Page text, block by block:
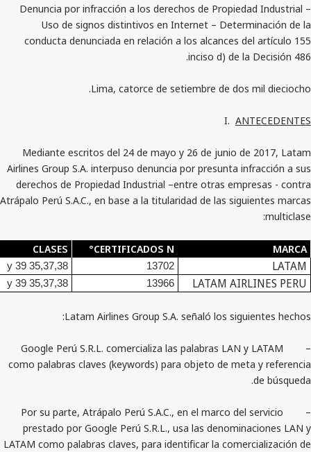
Denuncia por infracción a los derechos de
Uso de signos distintivos en Internet –
conducta denunciada en relación a los alcances
inciso d) de
Lima, catorce de setiembre de dos
I.
Mediante escritos del 24 de mayo y 26 de junio
Airlines Group S.A. interpuso denuncia por presunta
derechos de Propiedad Industrial –entre otras
Atrápalo Perú S.A.C., en base a la titularidad de las
CERTIFICADOS N°
CLASES
LATAM
13966
Latam Airlines Group S.A. señaló los
– Google Perú S.R.L. comercializa las palabras LAN
como palabras claves (keywords) para objeto de
– Por su parte, Atrápalo Perú S.A.C., en el marco del
prestado por Google Perú S.R.L., usa las
LATAM como palabras claves, para identificar la